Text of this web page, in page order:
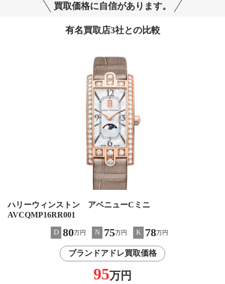
買取価格に自信があります。
有名買取店3社との比較
ハリーウィンストン アベニューCミニ
AVCQMP16RR001
D 80万円 N 75万円 K 78万円
ブランドアドレ買取価格
95万円